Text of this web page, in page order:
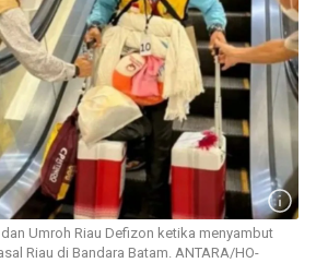
Umroh Riau Defizon ketika menyambut
Riau di Bandara Batam. ANTARA/HO-